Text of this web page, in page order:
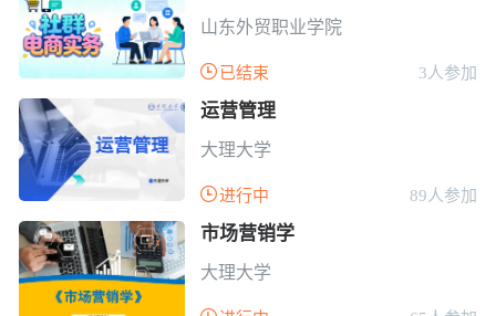
山东外贸职业学院
 已结束 3人参加
运营管理
大理大学
进行中 89人参加
市场营销学
大理大学